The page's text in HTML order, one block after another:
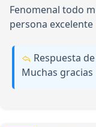
Fenomenal todo
persona excelente
Respuesta de
Muchas gracias